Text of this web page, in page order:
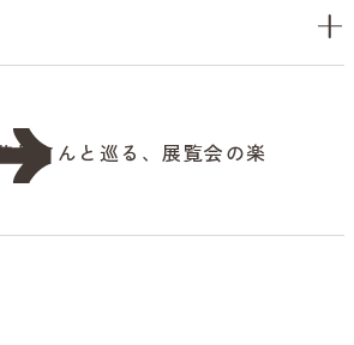
員さんと巡る、展覧会の楽